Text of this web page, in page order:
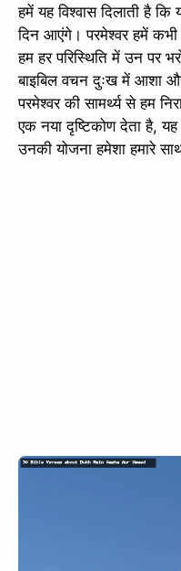
हमें यह विश्वास दिलाती है
दिन आएंगे। परमेश्वर हमें
हम हर परिस्थिति में उन पर
बाइबिल वचन दुःख में आशा
परमेश्वर की सामर्थ्य से हम
एक नया दृष्टिकोण देता है,
उनकी योजना हमेशा हमारे